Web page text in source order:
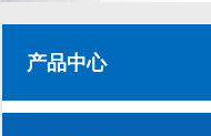
产品中心